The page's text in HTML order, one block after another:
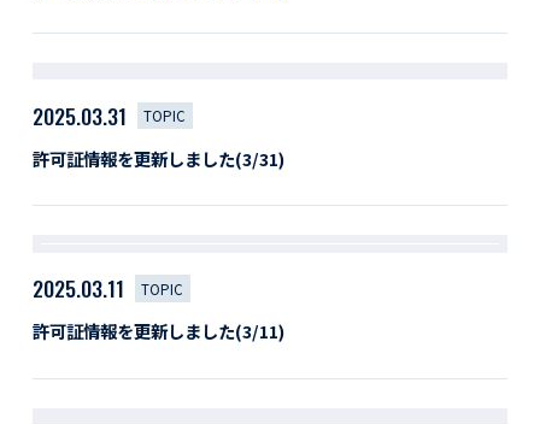
2025.03.31 TOPIC
許可証情報を更新しました(3/31)
2025.03.11 TOPIC
許可証情報を更新しました(3/11)